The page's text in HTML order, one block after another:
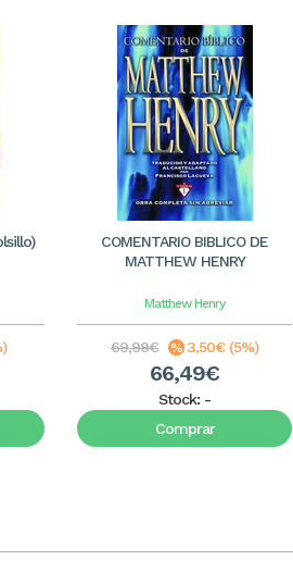
COMENTARIO BIBLICO DE
MATTHEW HENRY
Matthew Henry
69,99€ 3,50€ (5%)
66,49€
Stock: -
Comprar